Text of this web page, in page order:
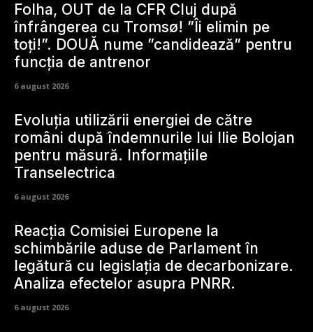
Folha, OUT de la CFR Cluj după
înfrângerea cu Tromsø! ”Îi elimin pe
toți!”. DOUĂ nume ”candidează” pentru
funcția de antrenor
6 august 2026
Evoluția utilizării energiei de către
români după îndemnurile lui Ilie Bolojan
pentru măsură. Informațiile
Transelectrica
6 august 2026
Reacția Comisiei Europene la
schimbările aduse de Parlament în
legătură cu legislația de decarbonizare.
Analiza efectelor asupra PNRR.
6 august 2026